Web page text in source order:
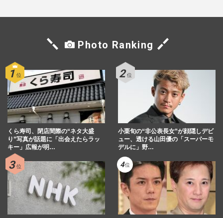
Photo Ranking
くら寿司、閉店間際の“ネタ大盛
り”写真が話題に「出会えたらラッ
キー」広報が明…
小栗旬の“非公表長女”が顔隠しデビ
ュー、透ける山田優の「スーパーモ
デルに」野…